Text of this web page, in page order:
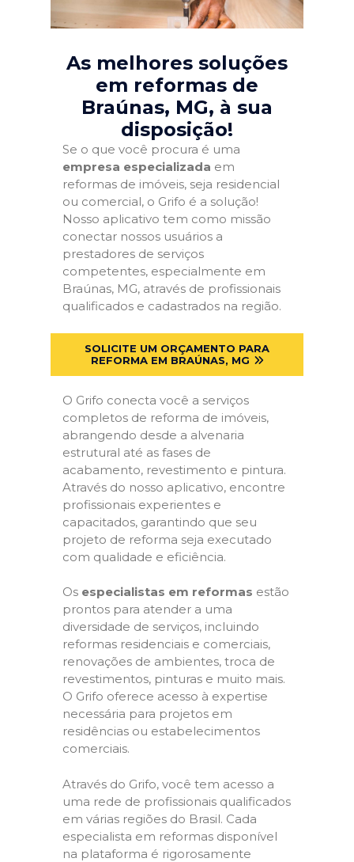
As melhores soluções
em reformas de
Braúnas, MG, à sua
disposição!
Se o que você procura é uma
empresa especializada em
reformas de imóveis, seja residencial
ou comercial, o Grifo é a solução!
Nosso aplicativo tem como missão
conectar nossos usuários a
prestadores de serviços
competentes, especialmente em
Braúnas, MG, através de profissionais
qualificados e cadastrados na região.
SOLICITE UM ORÇAMENTO PARA
REFORMA EM BRAÚNAS, MG
O Grifo conecta você a serviços
completos de reforma de imóveis,
abrangendo desde a alvenaria
estrutural até as fases de
acabamento, revestimento e pintura.
Através do nosso aplicativo, encontre
profissionais experientes e
capacitados, garantindo que seu
projeto de reforma seja executado
com qualidade e eficiência.
Os especialistas em reformas estão
prontos para atender a uma
diversidade de serviços, incluindo
reformas residenciais e comerciais,
renovações de ambientes, troca de
revestimentos, pinturas e muito mais.
O Grifo oferece acesso à expertise
necessária para projetos em
residências ou estabelecimentos
comerciais.
Através do Grifo, você tem acesso a
uma rede de profissionais qualificados
em várias regiões do Brasil. Cada
especialista em reformas disponível
na plataforma é rigorosamente